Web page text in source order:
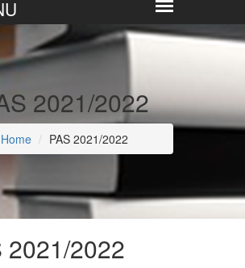
2021/2022
Home PAS 2021/2022
2021/2022